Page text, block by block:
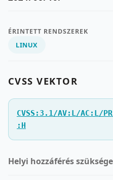
ÉRINTETT RENDSZEREK
LINUX
CVSS VEKTOR
CVSS:3.1/AV:L/AC:L/
:H
Helyi hozzáférés